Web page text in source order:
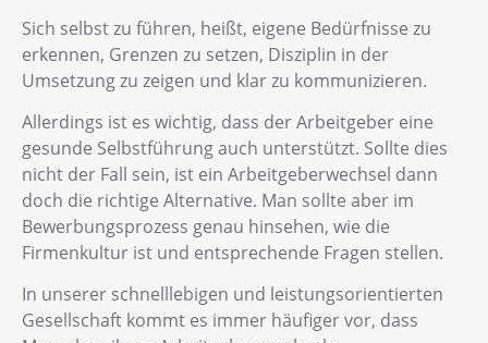
Sich selbst zu führen, heißt, eigene Bedürfnisse zu
erkennen, Grenzen zu setzen, Disziplin in der
Umsetzung zu zeigen und klar zu kommunizieren.
Allerdings ist es wichtig, dass der Arbeitgeber eine
gesunde Selbstführung auch unterstützt. Sollte dies
nicht der Fall sein, ist ein Arbeitgeberwechsel dann
doch die richtige Alternative. Man sollte aber im
Bewerbungsprozess genau hinsehen, wie die
Firmenkultur ist und entsprechende Fragen stellen.
In unserer schnelllebigen und leistungsorientierten
Gesellschaft kommt es immer häufiger vor, dass